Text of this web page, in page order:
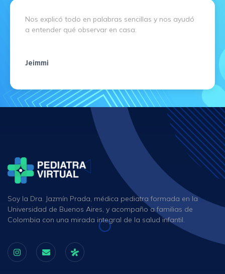
sencillas y nos ayudó
en casa.
Buena atención, trato
Soy la Dra. Jazmín Prada, médica pediatra formada en la
Universidad de Buenos Aires, y acompaño a familias de
Colombia con una mirada integral de la salud infantil.